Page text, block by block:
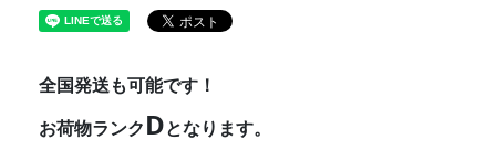
全国発送も可能です！
お荷物ランクDとなります。